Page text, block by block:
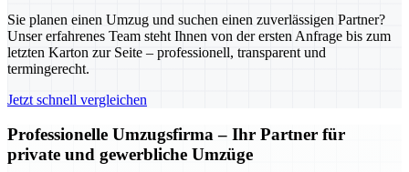
Sie planen einen Umzug und suchen einen zuverlässigen Partner?
Unser erfahrenes Team steht Ihnen von der ersten Anfrage bis zum
letzten Karton zur Seite – professionell, transparent und
termingerecht.
Jetzt schnell vergleichen
Professionelle Umzugsfirma – Ihr Partner für
private und gewerbliche Umzüge